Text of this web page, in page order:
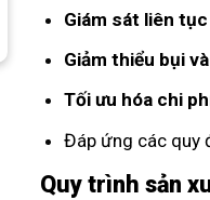
Giám sát liên
Giảm thiểu bụi
Tối ưu hóa chi
Đáp ứng các quy
Quy trình sản